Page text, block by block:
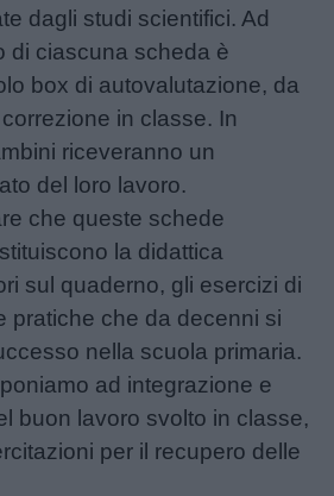
dagli studi scientifici. Ad
di ciascuna scheda è
box di autovalutazione, da
in classe. In
riceveranno un
del loro lavoro.
che queste schede
la didattica
sul quaderno, gli esercizi di
pratiche che da decenni si
nella scuola primaria.
ad integrazione e
buon lavoro svolto in classe,
per il recupero delle